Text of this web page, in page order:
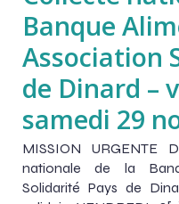
Banque
Association
de Dinard –
samedi 29
MISSION
nationale de la
Solidarité Pays de